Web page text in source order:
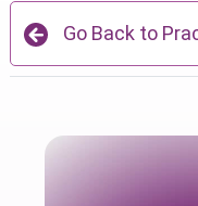
Go Back to